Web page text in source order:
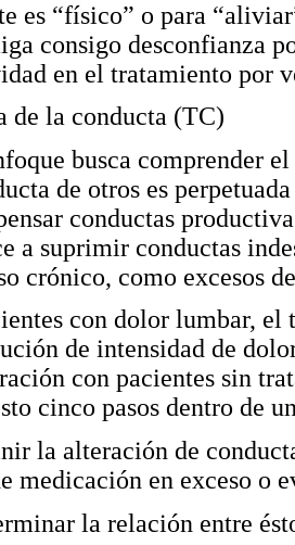
es “físico” o para
consigo desconfianza
en el tratamiento por
de la conducta (TC)
busca comprender
de otros es
conductas
a suprimir conductas
crónico, como excesos
con dolor lumbar,
de intensidad de
con pacientes sin
cinco pasos dentro de
la alteración de
medicación en exceso o
la relación entre